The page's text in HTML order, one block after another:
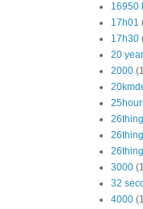
16950
17h01
17h30
20
2000
3000
32
4000